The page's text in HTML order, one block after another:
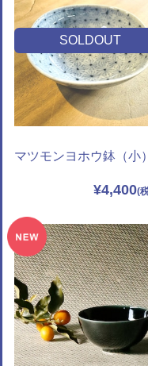
SOLDOUT
マツモンヨホウ鉢（小）
¥4,400